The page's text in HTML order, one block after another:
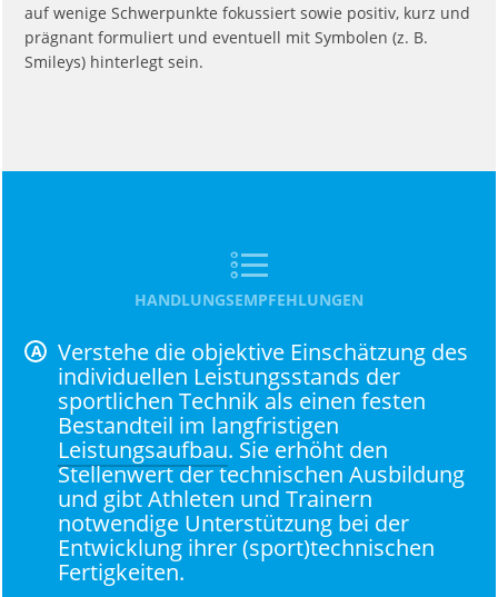
auf wenige Schwerpunkte fokussiert sowie positiv, kurz und
prägnant formuliert und eventuell mit Symbolen (z. B.
Smileys) hinterlegt sein.
HANDLUNGSEMPFEHLUNGEN
Verstehe die objektive Einschätzung des
individuellen Leistungsstands der
sportlichen Technik als einen festen
Bestandteil im langfristigen
Leistungsaufbau. Sie erhöht den
Stellenwert der technischen Ausbildung
und gibt Athleten und Trainern
notwendige Unterstützung bei der
Entwicklung ihrer (sport)technischen
Fertigkeiten.